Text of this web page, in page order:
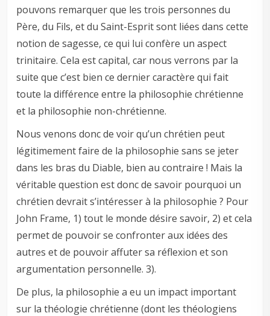
pouvons remarquer que les trois personnes du
Père, du Fils, et du Saint-Esprit sont liées dans cette
notion de sagesse, ce qui lui confère un aspect
trinitaire. Cela est capital, car nous verrons par la
suite que c’est bien ce dernier caractère qui fait
toute la différence entre la philosophie chrétienne
et la philosophie non-chrétienne.
Nous venons donc de voir qu’un chrétien peut
légitimement faire de la philosophie sans se jeter
dans les bras du Diable, bien au contraire ! Mais la
véritable question est donc de savoir pourquoi un
chrétien devrait s’intéresser à la philosophie ? Pour
John Frame, 1) tout le monde désire savoir, 2) et cela
permet de pouvoir se confronter aux idées des
autres et de pouvoir affuter sa réflexion et son
argumentation personnelle. 3).
De plus, la philosophie a eu un impact important
sur la théologie chrétienne (dont les théologiens